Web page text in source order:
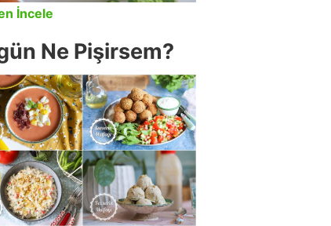
İncele
Ne Pişirsem?